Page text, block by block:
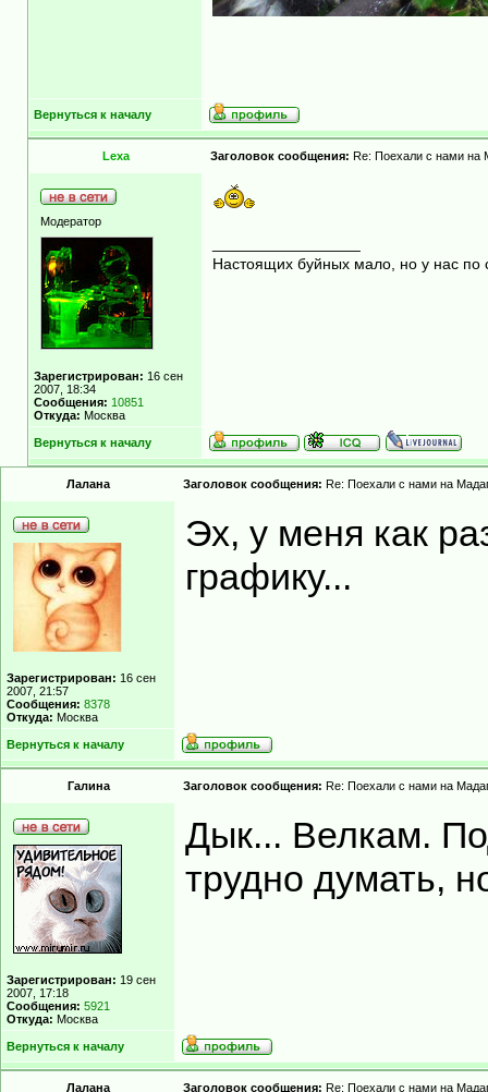
Вернуться к началу
Lexa Заголовок сообщения: Re: Поехали с нами на
Модератор
Зарегистрирован: 16 сен
2007, 18:34
Сообщения: 10851
Откуда: Москва
Настоящих буйных мало, но у нас по
Вернуться к началу
Лалана Заголовок сообщения: Re: Поехали с нами на
Зарегистрирован: 16 сен
2007, 21:57
Сообщения: 8378
Откуда: Москва
Эх, у меня как
графику...
Вернуться к началу
Гaлинa Заголовок сообщения: Re: Поехали с нами на
Зарегистрирован: 19 сен
2007, 17:18
Сообщения: 5921
Откуда: Москва
Дык... Велкам.
трудно думать,
Вернуться к началу
Лалана Заголовок сообщения: Re: Поехали с нами на